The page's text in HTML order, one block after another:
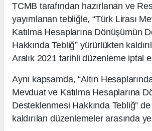
TCMB tarafından hazırlanan ve
yayımlanan tebliğle, “Türk Lirası
Katılma Hesaplarına Dönüşümün
Hakkında Tebliğ” yürürlükten
Aralık 2021 tarihli düzenleme iptal
Aynı kapsamda, “Altın
Mevduat ve Katılma Hesaplarına
Desteklenmesi Hakkında Tebliğ”
kaldırılan düzenlemeler arasında